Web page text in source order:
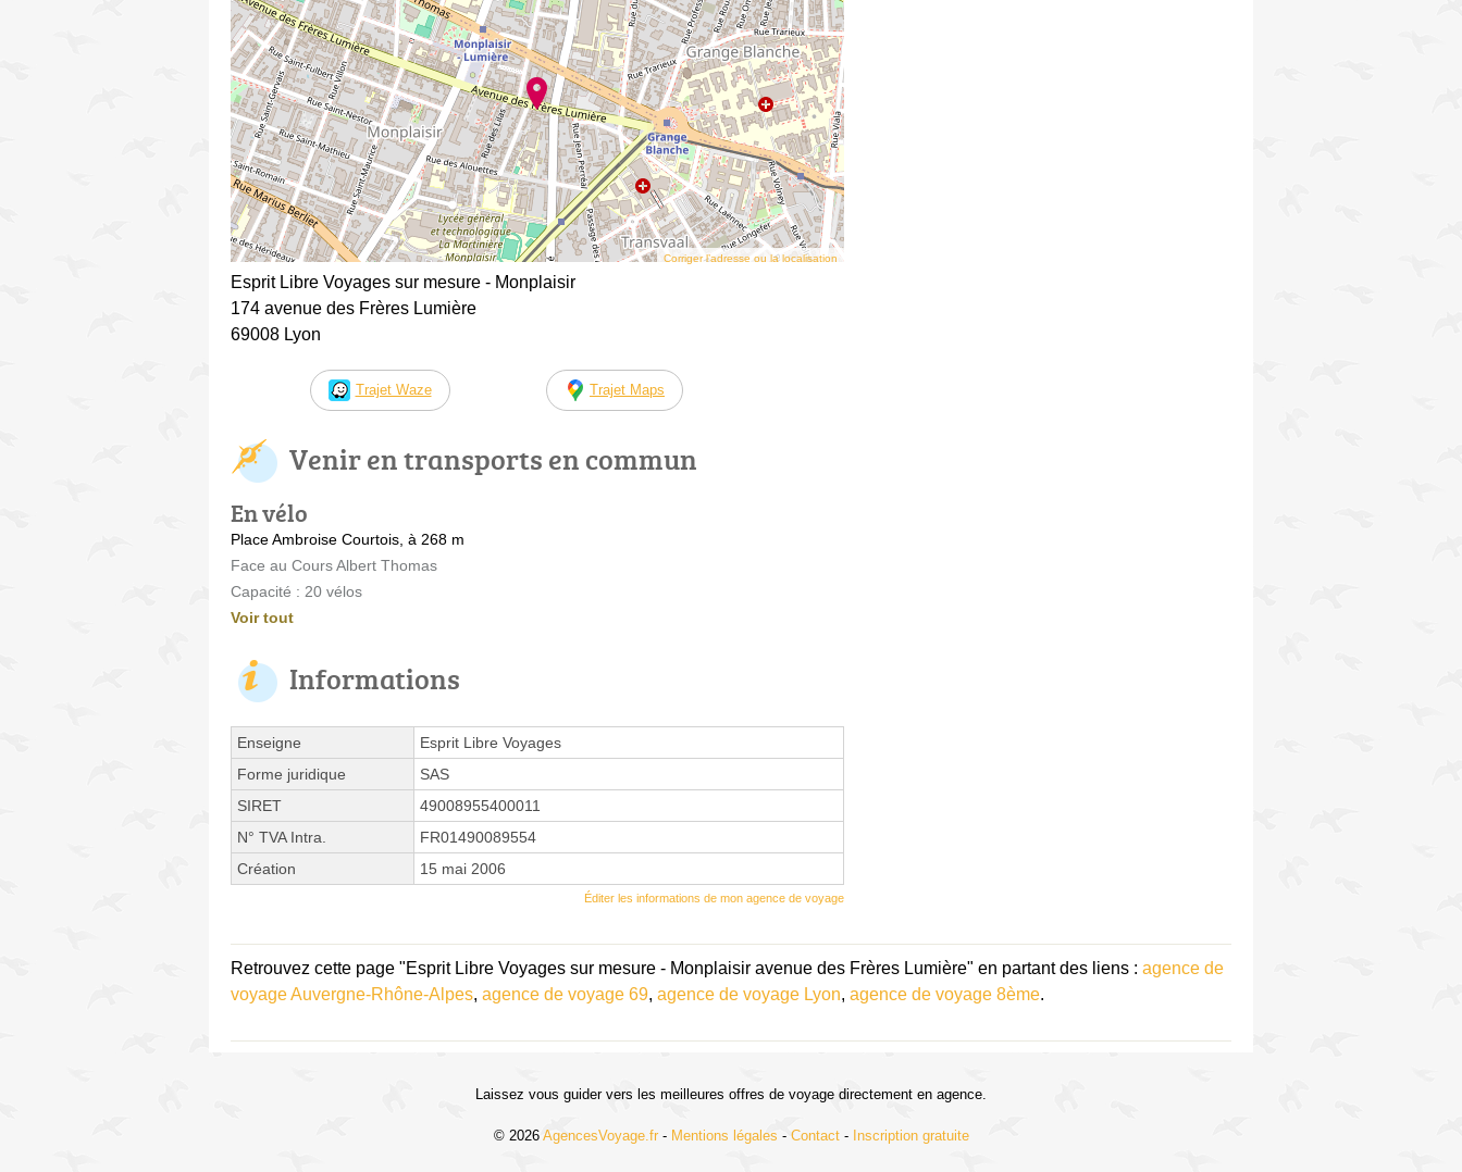
Corriger l’adresse ou la localisation
Esprit Libre Voyages sur mesure - Monplaisir
174 avenue des Frères Lumière
69008 Lyon
Trajet Waze Trajet Maps
Venir en transports en commun
En vélo
Place Ambroise Courtois, à 268 m
Face au Cours Albert Thomas
Capacité : 20 vélos
Voir tout
Informations
Enseigne
Esprit Libre Voyages
Forme juridique
SAS
SIRET
49008955400011
N° TVA Intra.
FR01490089554
Création
15 mai 2006
Éditer les informations de mon agence de voyage
Retrouvez cette page "Esprit Libre Voyages sur mesure - Monplaisir avenue des Frères Lumière" en partant des liens : agence de
voyage Auvergne-Rhône-Alpes, agence de voyage 69, agence de voyage Lyon, agence de voyage 8ème.
Laissez vous guider vers les meilleures offres de voyage directement en agence.
© 2026 AgencesVoyage.fr - Mentions légales - Contact- Inscription gratuite